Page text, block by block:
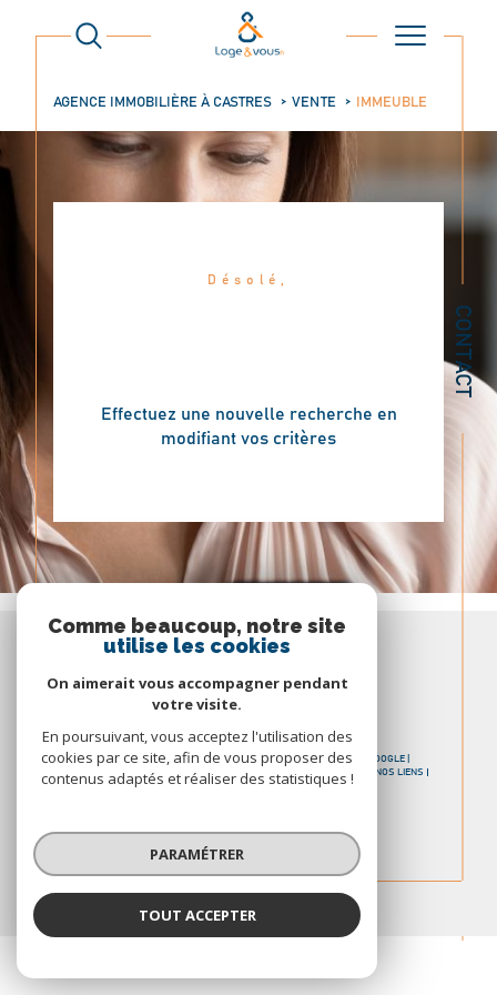
CONTACT
AGENCE IMMOBILIÈRE À CASTRES VENTE IMMEUBLE
Désolé,
Effectuez une nouvelle recherche en
modifiant vos critères
Espace
Se connecter
© 2026 | TOUS DROITS RÉSERVÉS | TRADUCTION POWERED BY GOOGLE |
NOS HONORAIRES
PLAN DU SITE MENTIONS LÉGALES ADMIN
NOS LIENS
POLITIQUE RGPD
COOKIES
Comme beaucoup, notre site
utilise les cookies
On aimerait vous accompagner pendant
votre visite.
En poursuivant, vous acceptez l'utilisation des
cookies par ce site, afin de vous proposer des
contenus adaptés et réaliser des statistiques !
PARAMÉTRER
TOUT ACCEPTER